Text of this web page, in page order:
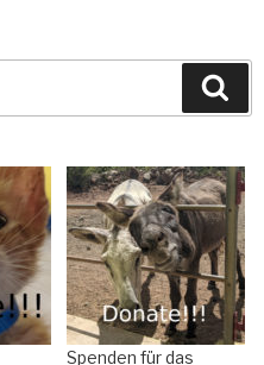
Spenden für das